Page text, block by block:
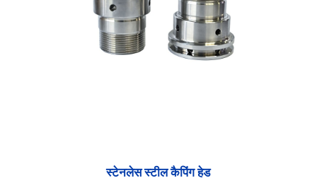
स्टेनलेस स्टील कैपिंग हेड